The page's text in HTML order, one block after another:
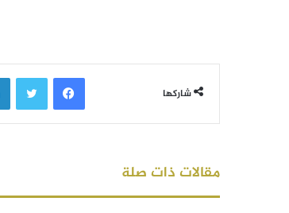
شاركها
فيسبوك
مقالات ذات صلة